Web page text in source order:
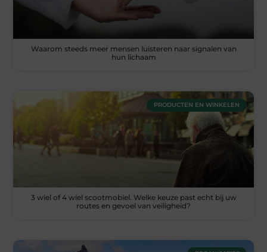
Waarom steeds meer mensen luisteren naar signalen van
hun lichaam
PRODUCTEN EN WINKELEN
3 wiel of 4 wiel scootmobiel. Welke keuze past echt bij uw
routes en gevoel van veiligheid?